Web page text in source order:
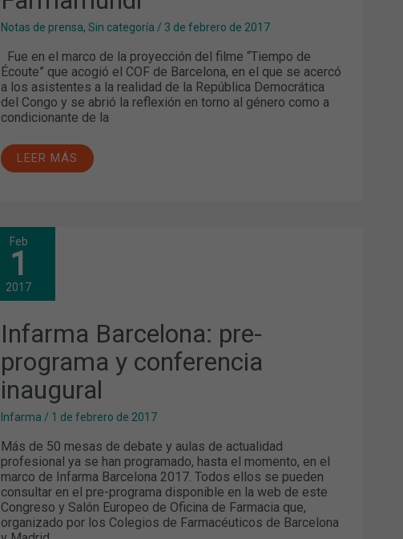
Notas de prensa,Sin categoría / 3 de febrero de 2017
Fue en el marco de la proyección del filme “Tiempo de
Écoute” que acogió el COF de Barcelona, en el que se acercó
a los asistentes a la realidad de la República Democrática
del Congo y se abrió la reflexión en torno al género como a
condicionante de la
LEER MÁS
Feb
1
2017
Infarma Barcelona: pre-
programa y conferencia
inaugural
Infarma / 1 de febrero de 2017
Más de 50 mesas de debate y aulas de actualidad
profesional ya se han programado, hasta el momento, en el
marco de Infarma Barcelona 2017. Todos ellos se pueden
consultar en el pre-programa disponible en la web de este
Congreso y Salón Europeo de Oficina de Farmacia que,
organizado por los Colegios de Farmacéuticos de Barcelona
INFARMA
PRE-
PROGRAMA
Y
INAUGURAL